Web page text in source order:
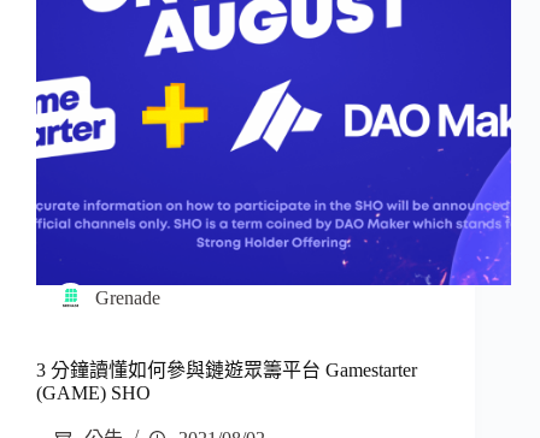
Grenade
3 分鐘讀懂如何參與鏈遊眾籌平台 Gamestarter
(GAME) SHO